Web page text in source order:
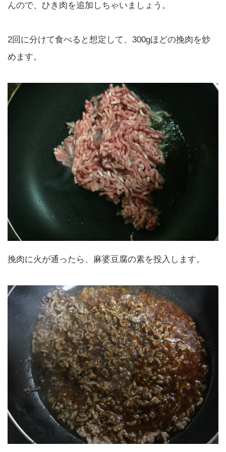
んので、ひき肉を追加しちゃいましょう。
2回に分けて食べると想定して、300gほどの挽肉を炒
めます。
挽肉に火が通ったら、麻婆豆腐の素を投入します。